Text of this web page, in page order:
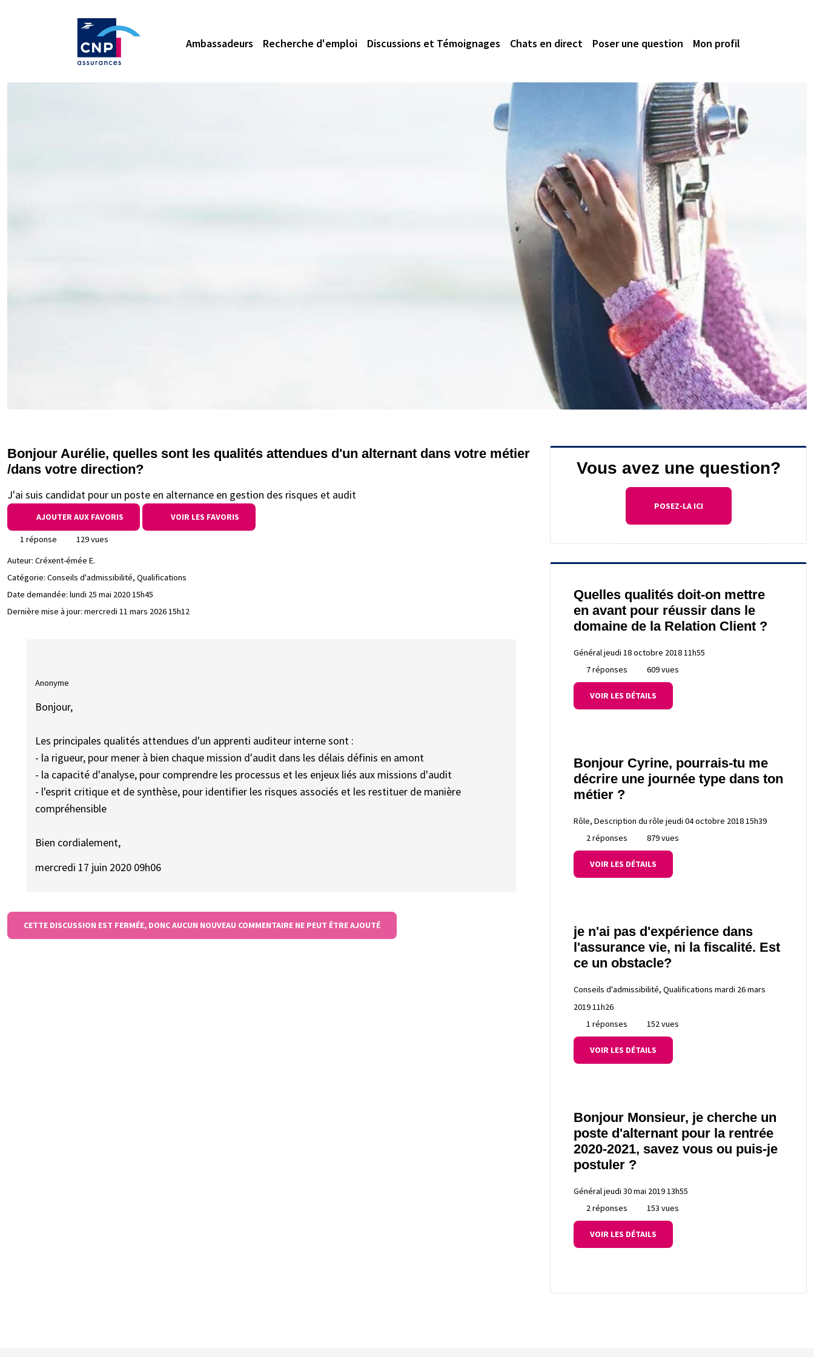
Ambassadeurs Recherche d'emploi Discussions et Témoignages Chats en direct Poser une question Mon profil
Bonjour Aurélie, quelles sont les qualités attendues d'un alternant dans votre métier
/dans votre direction?
J'ai suis candidat pour un poste en alternance en gestion des risques et audit
AJOUTER AUX FAVORIS VOIR LES FAVORIS
1 réponse
129 vues
Auteur: Créxent-émée E.
Catégorie: Conseils d'admissibilité, Qualifications
Date demandée: lundi 25 mai 2020 15h45
Dernière mise à jour: mercredi 11 mars 2026 15h12
Anonyme
Bonjour,
Les principales qualités attendues d'un apprenti auditeur interne sont :
- la rigueur, pour mener à bien chaque mission d'audit dans les délais définis en amont
- la capacité d'analyse, pour comprendre les processus et les enjeux liés aux missions d'audit
- l'esprit critique et de synthèse, pour identifier les risques associés et les restituer de manière
compréhensible
Bien cordialement,
mercredi 17 juin 2020 09h06
CETTE DISCUSSION EST FERMÉE, DONC AUCUN NOUVEAU COMMENTAIRE NE PEUT ÊTRE AJOUTÉ
Vous avez une question?
POSEZ-LA ICI
Quelles qualités doit-on mettre
en avant pour réussir dans le
domaine de la Relation Client ?
Général jeudi 18 octobre 2018 11h55
7 réponses
609 vues
VOIR LES DÉTAILS
Bonjour Cyrine, pourrais-tu me
décrire une journée type dans ton
métier ?
Rôle, Description du rôle jeudi 04 octobre 2018 15h39
2 réponses
879 vues
VOIR LES DÉTAILS
je n'ai pas d'expérience dans
l'assurance vie, ni la fiscalité. Est
ce un obstacle?
Conseils d'admissibilité, Qualifications mardi 26 mars
2019 11h26
1 réponses
152 vues
VOIR LES DÉTAILS
Bonjour Monsieur, je cherche un
poste d'alternant pour la rentrée
2020-2021, savez vous ou puis-je
postuler ?
Généraljeudi 30 mai 2019 13h55
2 réponses
153 vues
VOIR LES DÉTAILS